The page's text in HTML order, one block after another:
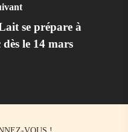
se prépare à
le 14 mars